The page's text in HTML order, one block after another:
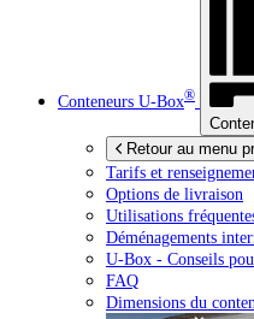
Conteneurs U-Box®
Retour au menu
Tarifs et
Options de livraison
Utilisations
Déménagements
U-Box - Conseils
FAQ
Dimensions du